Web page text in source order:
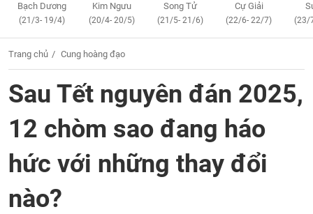
Bạch Dương
(21/3- 19/4)
Kim Ngưu
(20/4- 20/5)
Song Tử
(21/5- 21/6)
Cự Giải
(22/6- 22/7) (23/
Trang chủ Cung hoàng đạo
Sau Tết nguyên đán 2025,
12 chòm sao đang háo
hức với những thay đổi
nào?